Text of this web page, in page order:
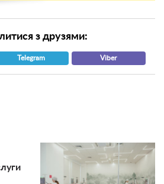
з друзями:
Telegram Viber